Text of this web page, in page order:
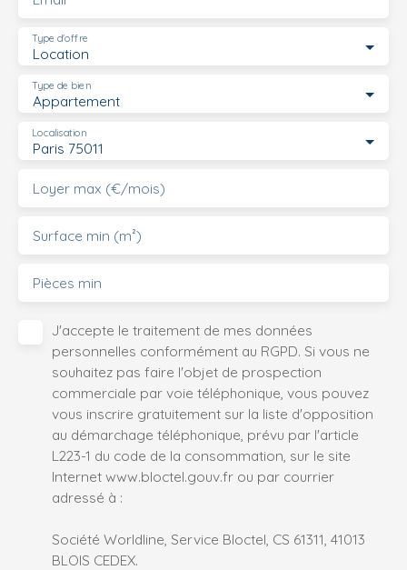
Location
Type d'offre
Appartement
Type de bien
Paris 75011
Localisation
Loyer max (€/mois)
Surface min (m²)
Pièces min
J'accepte le traitement de mes données
personnelles conformément au RGPD. Si vous ne
souhaitez pas faire l'objet de prospection
commerciale par voie téléphonique, vous pouvez
vous inscrire gratuitement sur la liste d'opposition
au démarchage téléphonique, prévu par l'article
L223-1 du code de la consommation, sur le site
Internet www.bloctel.gouv.fr ou par courrier
adressé à :
Société Worldline, Service Bloctel, CS 61311, 41013
BLOIS CEDEX.